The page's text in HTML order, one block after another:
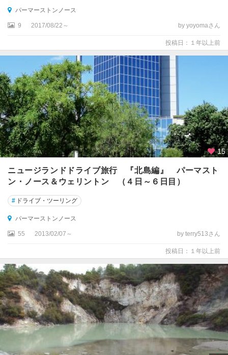
ー
フ
ヨ
ル
ド
ラ
ン
ド
国
立
公
園
周
ロ
ト
ア
ー
サ
ー
ズ
・
ス
パーマーストンノース
9 2017/08/22～ by yoyomaさん
投稿日：１年以上前
15
ニュージランドドライブ旅行 『北島編』 パーマスト
ン・ノース＆ウェリントン （４日～６日目）
# ドライブ・ツーリング
パーマーストンノース
55 2013/02/07～ by terry513さん
投稿日：１年以上前